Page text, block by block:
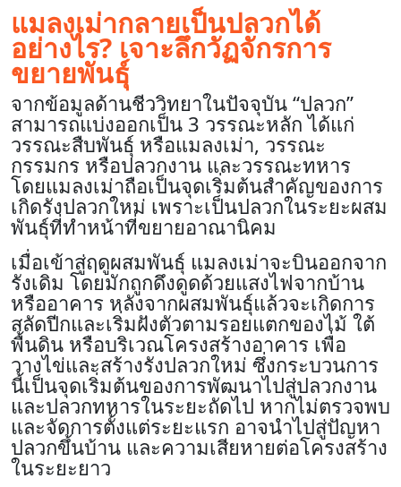
แมลงเม่ากลายเป็นปลวกได้
อย่างไร? เจาะลึกวัฏจักรการ
ขยายพันธุ์
จากข้อมูลด้านชีววิทยาในปัจจุบัน “ปลวก”
สามารถแบ่งออกเป็น 3 วรรณะหลัก ได้แก่
วรรณะสืบพันธุ์ หรือแมลงเม่า, วรรณะ
กรรมกร หรือปลวกงาน และวรรณะทหาร
โดยแมลงเม่าถือเป็นจุดเริ่มต้นสำคัญของการ
เกิดรังปลวกใหม่ เพราะเป็นปลวกในระยะผสม
พันธุ์ที่ทำหน้าที่ขยายอาณานิคม
เมื่อเข้าสู่ฤดูผสมพันธุ์ แมลงเม่าจะบินออกจาก
รังเดิม โดยมักถูกดึงดูดด้วยแสงไฟจากบ้าน
หรืออาคาร หลังจากผสมพันธุ์แล้วจะเกิดการ
สลัดปีกและเริ่มฝังตัวตามรอยแตกของไม้ ใต้
พื้นดิน หรือบริเวณโครงสร้างอาคาร เพื่อ
วางไข่และสร้างรังปลวกใหม่ ซึ่งกระบวนการ
นี้เป็นจุดเริ่มต้นของการพัฒนาไปสู่ปลวกงาน
และปลวกทหารในระยะถัดไป หากไม่ตรวจพบ
และจัดการตั้งแต่ระยะแรก อาจนำไปสู่ปัญหา
ปลวกขึ้นบ้าน และความเสียหายต่อโครงสร้าง
ในระยะยาว